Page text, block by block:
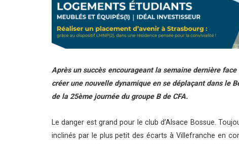
Après un succès encourageant la semaine dernière
créer une nouvelle dynamique en se déplaçant dans le
de la 25ème journée du groupe B de CFA.
Le danger est grand pour le club d’Alsace Bossue.
inclinés par le plus petit des écarts à Villefranche en